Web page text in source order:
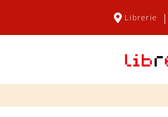
Librerie |